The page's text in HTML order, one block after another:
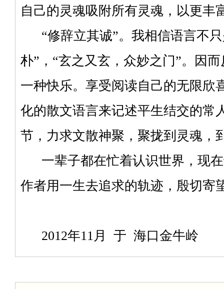
自己的灵魂吸附所有灵魂，以更丰
“修辞立其诚”。我相信语言不只
朴”，“玄之又玄，众妙之门”。因
一种快乐。享受阅读自己的无限欣
化的散文语言来记述平生结交的常
节，力求文散神聚，聚拢到灵魂，
一辈子都在忙着认识世界，现在
作者用一生去追求的轨迹，殷切寄
2012年11月 于 海口金牛岭